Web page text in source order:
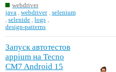
webdriver
java
,webdriver
selenium
selenide ,logs
design-patterns
Запуск автотестов
appium на Tecno
CM7 Android 15